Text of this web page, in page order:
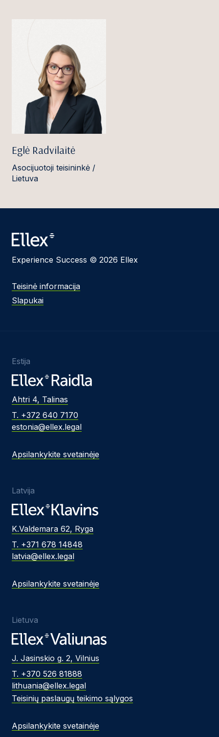
Eglė Radvilaitė
Asocijuotoji teisininkė /
Lietuva
Experience Success © 2026 Ellex
Teisinė informacija
Slapukai
Estija
Ahtri 4, Talinas
T. +372 640 7170
estonia@ellex.legal
Apsilankykite svetainėje
Latvija
K.Valdemara 62, Ryga
T. +371 678 14848
latvia@ellex.legal
Apsilankykite svetainėje
Lietuva
J. Jasinskio g. 2, Vilnius
T. +370 526 81888
lithuania@ellex.legal
Teisinių paslaugų teikimo sąlygos
Apsilankykite svetainėje